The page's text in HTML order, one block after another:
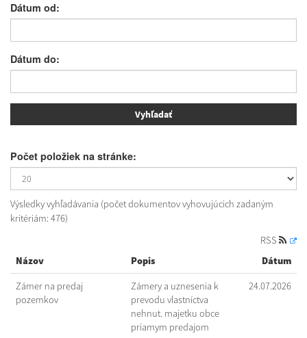
Dátum od:
Dátum do:
Počet položiek na stránke:
Výsledky vyhľadávania (počet dokumentov vyhovujúcich zadaným
kritériám: 476)
RSS
Názov
Popis Dátum
Zámer na predaj
pozemkov
Zámery a uznesenia k
prevodu vlastníctva
nehnut. majetku obce
priamym predajom
24.07.2026